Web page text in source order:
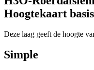
Hoogtekaart
Deze laag geeft de hoogte
Simple